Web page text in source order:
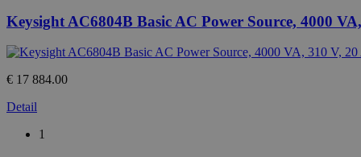
Keysight AC6804B Basic AC Power Source, 4000
€ 17 884.00
Detail
1